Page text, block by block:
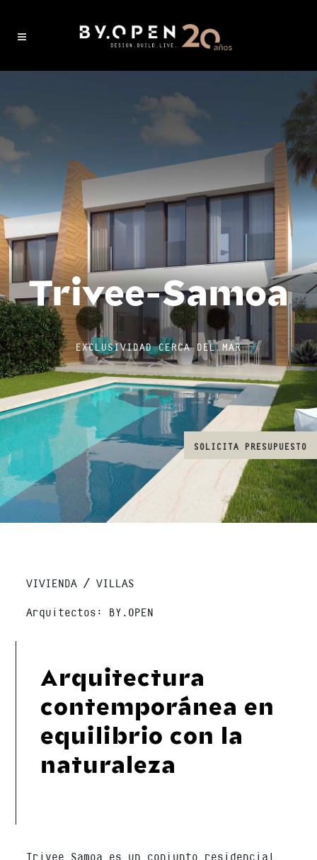
Trivee-Samoa
EXCLUSIVIDAD CERCA DEL MAR
SOLICITA PRESUPUESTO
VIVIENDA / VILLAS
Arquitectos: BY.OPEN
Arquitectura
contemporánea en
equilibrio con la
naturaleza
Trivee Samoa es un conjunto residencial